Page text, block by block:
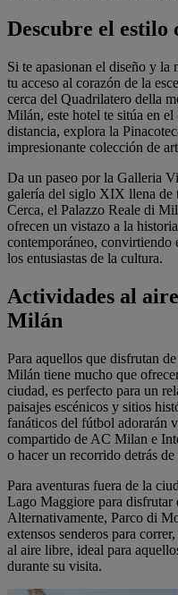
Descubre el estilo
Si te apasionan el diseño y la
tu acceso al corazón de la
cerca del Quadrilatero della
Milán, este hotel te sitúa en
distancia, explora la
impresionante colección de
Da un paseo por la Galleria
galería del siglo XIX llena de
Cerca, el Palazzo Reale di
ofrecen un vistazo a la
contemporáneo, convirtiendo
los entusiastas de la cultura.
Actividades al
Milán
Para aquellos que disfrutan
Milán tiene mucho que
ciudad, es perfecto para un
paisajes escénicos y sitios
fanáticos del fútbol adorarán
compartido de AC Milan e
o hacer un recorrido detrás de
Para aventuras fuera de la
Lago Maggiore para disfrutar
Alternativamente, Parco di
extensos senderos para
al aire libre, ideal para
durante su visita.